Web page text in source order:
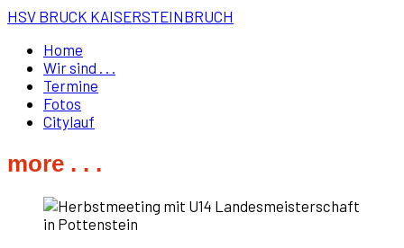
HSV BRUCK KAISERSTEINBRUCH
Home
Wir sind . . .
Termine
Fotos
Citylauf
more . . .